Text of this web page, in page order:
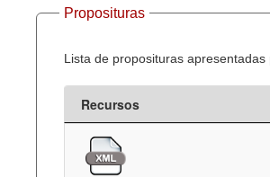
Proposituras
Lista de proposituras
Recursos